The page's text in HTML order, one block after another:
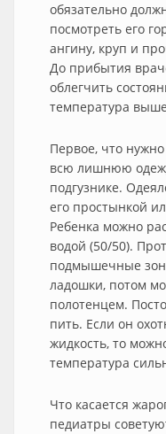
обязательно
посмотреть его
ангину, круп и
До прибытия
облегчить
температура
Первое, что нужно
всю лишнюю
подгузнике.
его простынкой
Ребенка можно
водой (50/50).
подмышечные
ладошки, потом
полотенцем.
пить. Если он
жидкость, то
температура
Что касается
педиатры